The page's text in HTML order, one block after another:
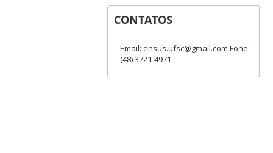
CONTATOS
Email: ensus.ufsc@gmail.com Fone:
(48) 3721-4971